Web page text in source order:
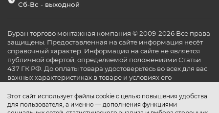
Этот сайт использует файлы cookie с целью повышения удобства
для пользователя, а именно — дополнения функциями
Сб-Вс - выходной
Буран торгово монтажная компания © 2009-2026 Все права
защищены. Предоставленная на сайте информация несёт
справочный характер. Информация на сайте не является
публичной офертой, определяемой положениями Статьи
437 ГК РФ. До оплаты товара удостоверьтесь во всех для вас
важных характеристиках в товаре и условиях его